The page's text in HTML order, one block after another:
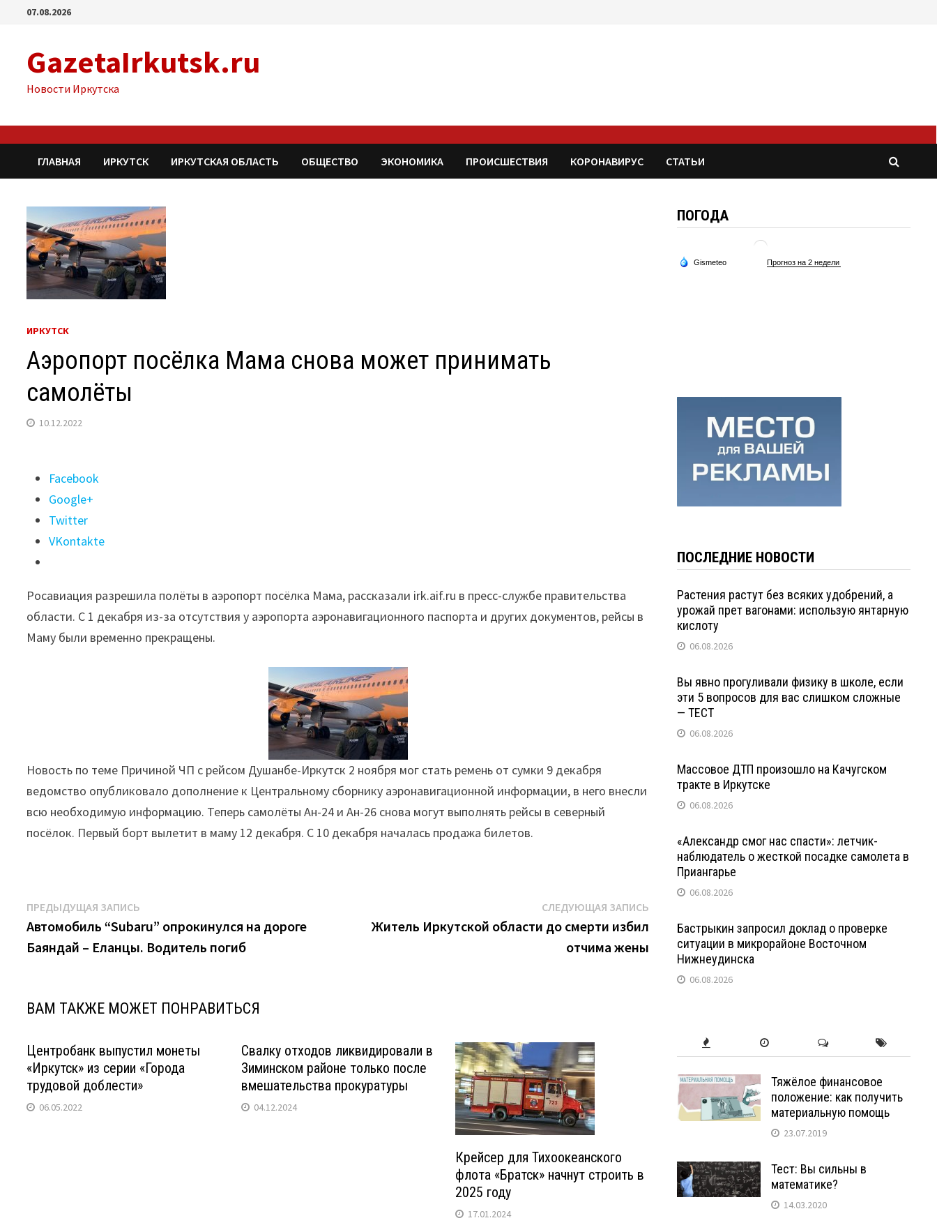
Перейти07.08.2026
GazetaIrkutsk.ru
Новости Иркутска
ГЛАВНАЯ ИРКУТСК ИРКУТСКАЯ ОБЛАСТЬ ОБЩЕСТВО ЭКОНОМИКА ПРОИСШЕСТВИЯ КОРОНАВИРУС СТАТЬИ
ИРКУТСК
Аэропорт посёлка Мама снова может принимать
самолёты
10.12.2022
Поделиться
"Аэропорт
посёлка
Мама
снова
принимать
самолёты"
Facebook
Google+
Twitter
VKontakte
Росавиация разрешила полёты в аэропорт посёлка Мама, рассказали irk.aif.ru в пресс-службе правительства
области. С 1 декабря из-за отсутствия у аэропорта аэронавигационного паспорта и других документов, рейсы в
Маму были временно прекращены.
Новость по теме Причиной ЧП с рейсом Душанбе-Иркутск 2 ноября мог стать ремень от сумки 9 декабря
ведомство опубликовало дополнение к Центральному сборнику аэронавигационной информации, в него внесли
всю необходимую информацию. Теперь самолёты Ан-24 и Ан-26 снова могут выполнять рейсы в северный
посёлок. Первый борт вылетит в маму 12 декабря. С 10 декабря началась продажа билетов.
Навигация
по
записям
ПРЕДЫДУЩАЯ ЗАПИСЬ
запись:
Автомобиль “Subaru” опрокинулся на дороге
Баяндай – Еланцы. Водитель погиб
СЛЕДУЮЩАЯ ЗАПИСЬСледующая
запись:
Житель Иркутской области до смерти избил
отчима жены
ВАМ ТАКЖЕ МОЖЕТ ПОНРАВИТЬСЯ
Центробанк выпустил монеты
«Иркутск» из серии «Города
трудовой доблести»
06.05.2022
Свалку отходов ликвидировали в
Зиминском районе только после
вмешательства прокуратуры
04.12.2024
Крейсер для Тихоокеанского
флота «Братск» начнут строить в
2025 году
17.01.2024
ПОГОДА
ПОСЛЕДНИЕ НОВОСТИ
Растения растут без всяких удобрений, а
урожай прет вагонами: использую янтарную
кислоту
06.08.2026
Вы явно прогуливали физику в школе, если
эти 5 вопросов для вас слишком сложные
— ТЕСТ
06.08.2026
Массовое ДТП произошло на Качугском
тракте в Иркутске
06.08.2026
«Александр смог нас спасти»: летчик-
наблюдатель о жесткой посадке самолета в
Приангарье
06.08.2026
Бастрыкин запросил доклад о проверке
ситуации в микрорайоне Восточном
Нижнеудинска
06.08.2026
Тяжёлое финансовое
положение: как получить
материальную помощь
23.07.2019
Тест: Вы сильны в
математике?
14.03.2020